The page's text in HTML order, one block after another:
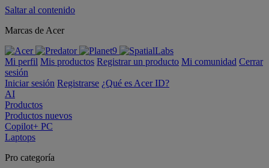
Saltar al contenido
Marcas de Acer
Mi perfil Mis productos Registrar un producto Mi comunidad Cerrar
sesión
Iniciar sesión Registrarse ¿Qué es Acer ID?
AI
Productos
Productos nuevos
Copilot+ PC
Laptops
Pro categoría